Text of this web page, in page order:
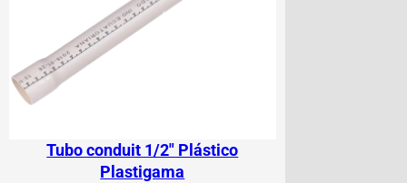
Tubo conduit 1/2″ Plástico
Plastigama